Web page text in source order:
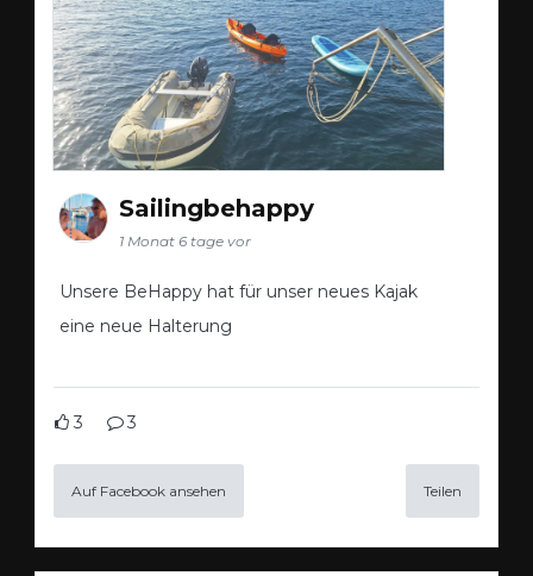
Sailingbehappy
1 Monat 6 tage vor
Unsere BeHappy hat für unser neues Kajak
eine neue Halterung
3 3
Auf Facebook ansehen Teilen